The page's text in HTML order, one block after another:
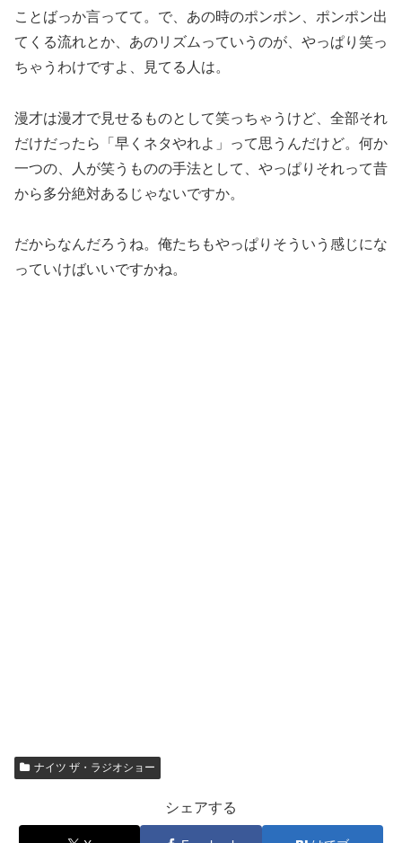
ことばっか言ってて。で、あの時のポンポン、ポンポン出
てくる流れとか、あのリズムっていうのが、やっぱり笑っ
ちゃうわけですよ、見てる人は。
漫才は漫才で見せるものとして笑っちゃうけど、全部それ
だけだったら「早くネタやれよ」って思うんだけど。何か
一つの、人が笑うものの手法として、やっぱりそれって昔
から多分絶対あるじゃないですか。
だからなんだろうね。俺たちもやっぱりそういう感じにな
っていけばいいですかね。
ナイツ ザ・ラジオショー
シェアする